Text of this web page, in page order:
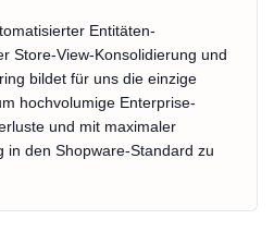
Entitäten-
Store-View-Konsolidierung und
bildet für uns die einzige
hochvolumige Enterprise-
und mit maximaler
in den Shopware-Standard zu